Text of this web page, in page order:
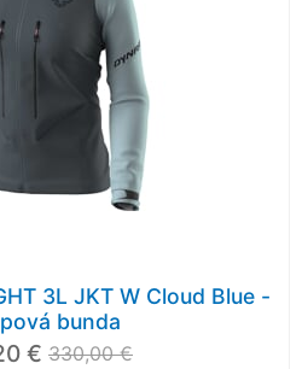
3L JKT W Cloud Blue -
bunda
€ 330,00 €